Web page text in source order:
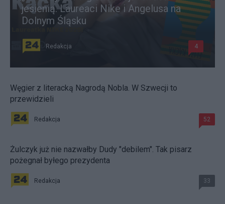
jesienią. Laureaci Nike i Angelusa na
Dolnym Śląsku
Redakcja 4
Węgier z literacką Nagrodą Nobla. W Szwecji to
przewidzieli
Redakcja 52
Żulczyk już nie nazwałby Dudy "debilem". Tak pisarz
pożegnał byłego prezydenta
Redakcja 33